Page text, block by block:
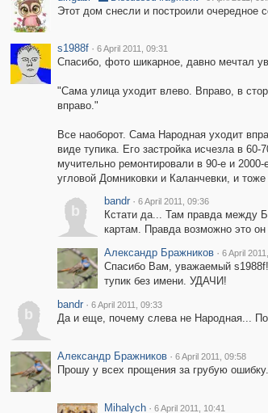
Этот дом снесли и построили очередное
s1988f · 6 April 2011, 09:31
Спасибо, фото шикарное, давно мечтал
"Сама улица уходит влево. Вправо, в
вправо."
Все наоборот. Сама Народная уходит
виде тупика. Его застройка исчезла в
мучительно ремонтировали в 90-е и
угловой Домниковки и Каланчевки, и тоже
b
bandr · 6 April 2011, 09:36
Кстати да... Там правда между
картам. Правда возможно это
Александр Бражников · 6 April
Спасибо Вам, уважаемый
тупик без имени. УДАЧИ!
b
bandr · 6 April 2011, 09:33
Да и еще, почему слева не Народная...
Александр Бражников · 6 April 2011, 09:58
Прошу у всех прощения за грубую
Mihalych · 6 April 2011, 10:41